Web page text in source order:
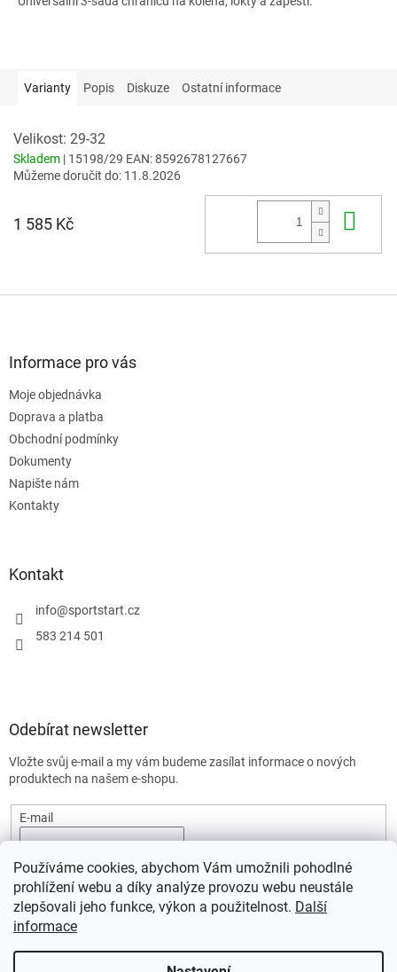
Používáme cookies, abychom Vám umožnili pohodlné
prohlížení webu a díky analýze provozu webu neustále
zlepšovali jeho funkce, výkon a použitelnost. Další
informace
Varianty Popis Diskuze Ostatní informace
Velikost: 29-32
Skladem | 15198/29 EAN:8592678127667
Můžeme doručit do: 11.8.2026
1 585 Kč
Informace pro vás
Moje objednávka
Doprava a platba
Obchodní podmínky
Dokumenty
Napište nám
Kontakty
Kontakt
info@sportstart.cz
583 214 501
Odebírat newsletter
Vložte svůj e-mail a my vám budeme zasílat informace o nových
produktech na našem e-shopu.
E-mail
údajů.
PŘIHLÁSIT SE